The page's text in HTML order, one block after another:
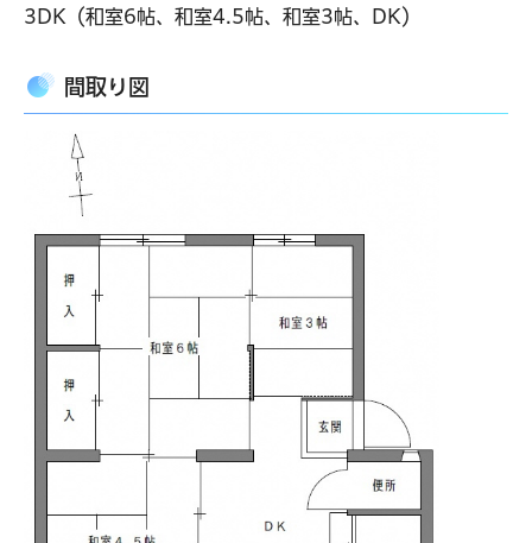
3DK（和室6帖、和室4.5帖、和室3帖、DK）
間取り図